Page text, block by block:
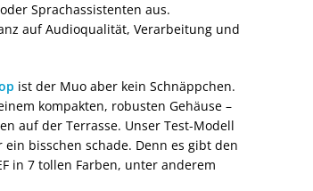
Sprachassistenten aus.
auf Audioqualität, Verarbeitung und
ist der Muo aber kein Schnäppchen.
kompakten, robusten Gehäuse –
auf der Terrasse. Unser Test-Modell
bisschen schade. Denn es gibt den
in 7 tollen Farben, unter anderem